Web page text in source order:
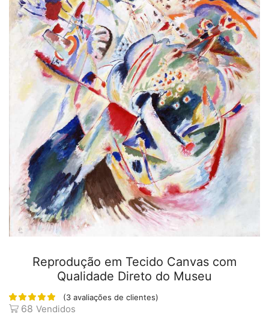
Reprodução em Tecido Canvas com
Qualidade Direto do Museu
(3 avaliações de clientes)
68 Vendidos